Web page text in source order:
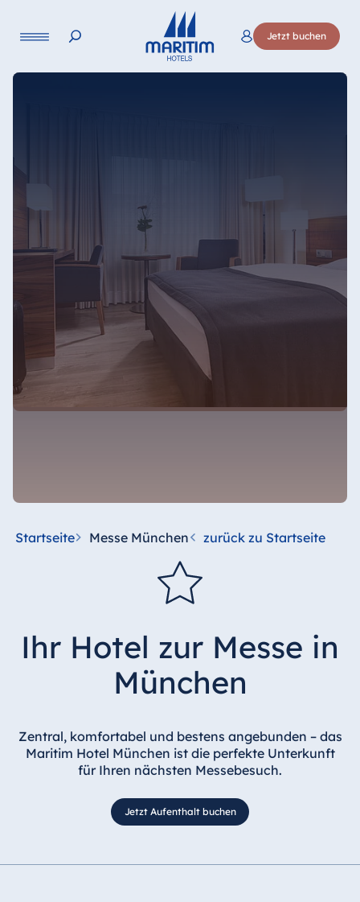
Jetzt buchen
Startseite Messe München zurück zu Startseite
Ihr Hotel zur Messe in
München
Zentral, komfortabel und bestens angebunden – das
Maritim Hotel München ist die perfekte Unterkunft
für Ihren nächsten Messebesuch.
Jetzt Aufenthalt buchen